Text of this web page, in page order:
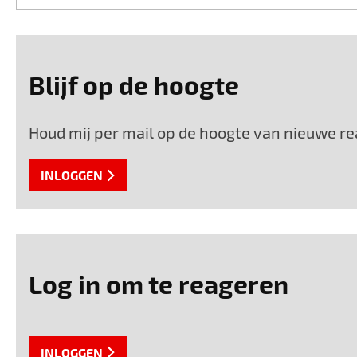
Blijf op de hoogte
Houd mij per mail op de hoogte van nieuwe
INLOGGEN
Log in om te reageren
INLOGGEN